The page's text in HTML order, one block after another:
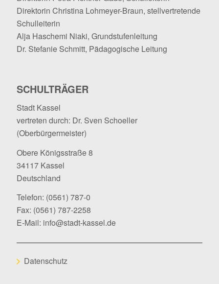
Direktorin Christina Lohmeyer-Braun, stellvertretende
Schulleiterin
Alja Haschemi Niaki, Grundstufenleitung
Dr. Stefanie Schmitt, Pädagogische Leitung
SCHULTRÄGER
Stadt Kassel
vertreten durch: Dr. Sven Schoeller
(Oberbürgermeister)
Obere Königsstraße 8
34117 Kassel
Deutschland
Telefon: (0561) 787-0
Fax: (0561) 787-2258
E-Mail: info@stadt-kassel.de
Datenschutz